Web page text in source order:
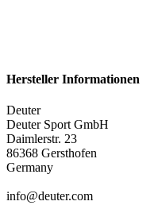
Hersteller Informationen
Deuter
Deuter Sport GmbH
Daimlerstr. 23
86368 Gersthofen
Germany
info@deuter.com